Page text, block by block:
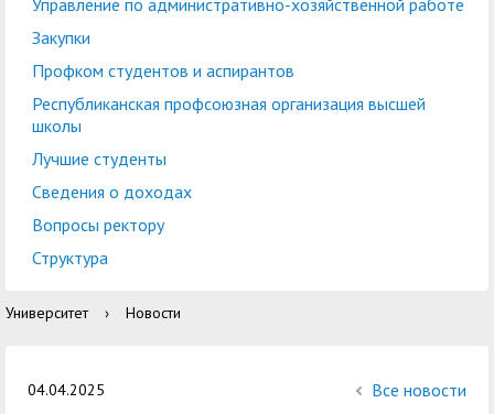
Международная
деятельность
Управление по
административно-
Закупки
Республиканская
организация высшей
Центр тестирования
иностранных граждан
по русскому языку
Центр развития
компетенций
Центр русского языка
обучающихся ГАГУ
Управление по административно-хозяйственной работе
Закупки
Профком студентов и аспирантов
Республиканская профсоюзная организация высшей
школы
Лучшие студенты
Сведения о доходах
Вопросы ректору
Структура
Университет › Новости
04.04.2025 Все новости